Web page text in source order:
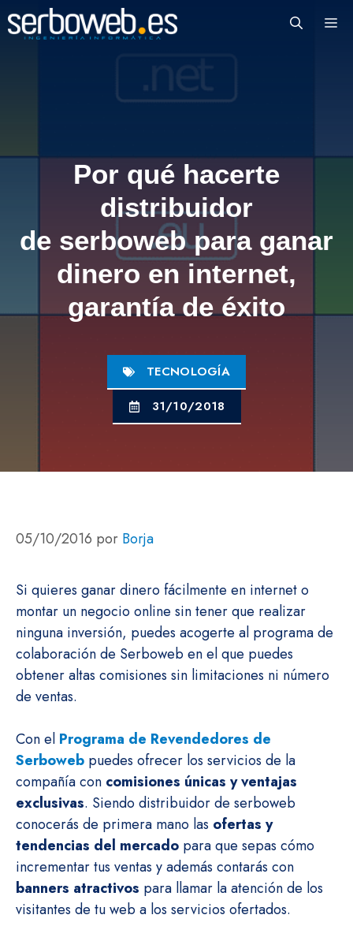
Saltar
al
Por qué hacerte
distribuidor
de serboweb para ganar
dinero en internet,
garantía de éxito
TECNOLOGÍA
31/10/2018
05/10/2016 por Borja
Si quieres ganar dinero fácilmente en internet o
montar un negocio online sin tener que realizar
ninguna inversión, puedes acogerte al programa de
colaboración de Serboweb en el que puedes
obtener altas comisiones sin limitaciones ni número
de ventas.
Con el Programa de Revendedores de
Serboweb puedes ofrecer los servicios de la
compañía con comisiones únicas y ventajas
exclusivas. Siendo distribuidor de serboweb
conocerás de primera mano las ofertas y
tendencias del mercado para que sepas cómo
incrementar tus ventas y además contarás con
banners atractivos para llamar la atención de los
visitantes de tu web a los servicios ofertados.